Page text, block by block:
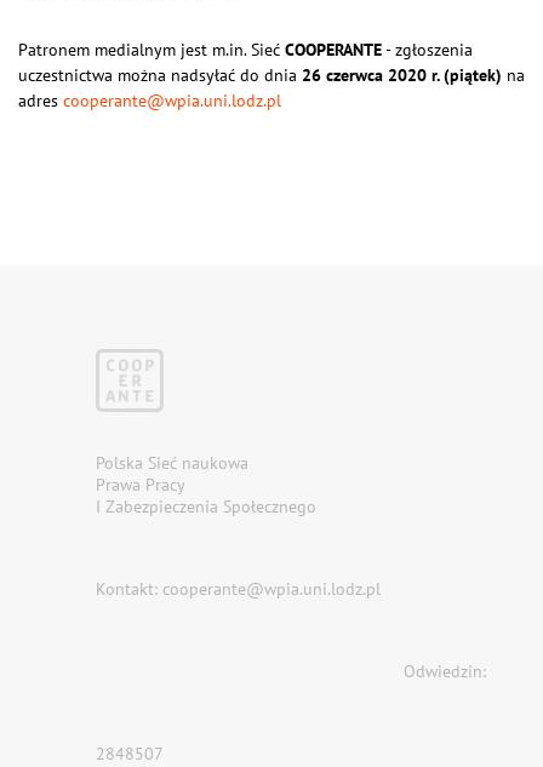
Patronem medialnym jest m.in. Sieć COOPERANTE- zgłoszenia
uczestnictwa można nadsyłać do dnia 26 czerwca 2020 r. (piątek) na
adres cooperante@wpia.uni.lodz.pl
Polska Sieć naukowa
Prawa Pracy
I Zabezpieczenia Społecznego
Kontakt: cooperante@wpia.uni.lodz.pl
Odwiedzin:
2848507